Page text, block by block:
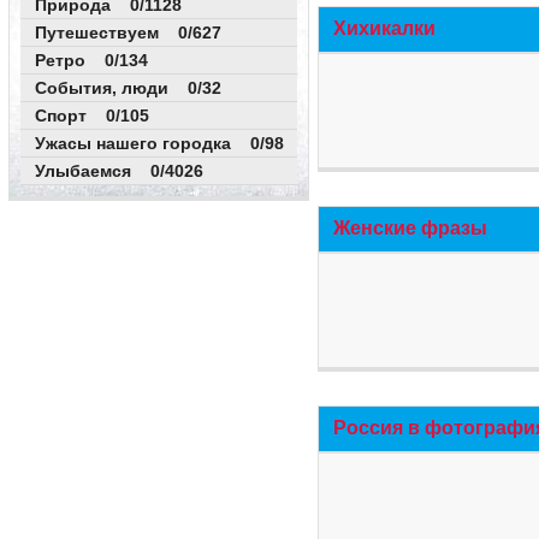
Природа 0/1128
Путешествуем 0/627
Ретро 0/134
События, люди 0/32
Спорт 0/105
Ужасы нашего городка 0/98
Улыбаемся 0/4026
Хихикалки
Женские фразы
Россия в